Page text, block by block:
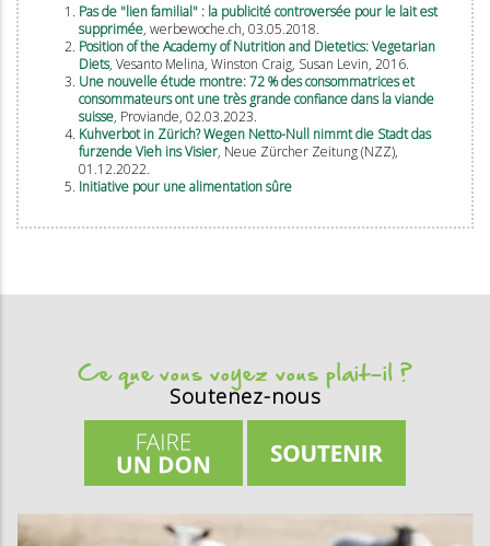
Pas de "lien familial" : la publicité controversée pour le lait est
supprimée, werbewoche.ch, 03.05.2018.
Position of the Academy of Nutrition and Dietetics: Vegetarian
Diets, Vesanto Melina, Winston Craig, Susan Levin, 2016.
Une nouvelle étude montre: 72 % des consommatrices et
consommateurs ont une très grande confiance dans la viande
suisse, Proviande, 02.03.2023.
Kuhverbot in Zürich? Wegen Netto-Null nimmt die Stadt das
furzende Vieh ins Visier, Neue Zürcher Zeitung (NZZ),
01.12.2022.
Initiative pour une alimentation sûre
Ce que vous voyez vous plait-il ?
Soutenez-nous